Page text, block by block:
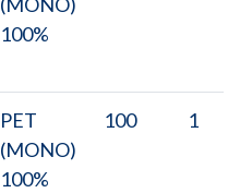
100%
PET
(MONO)
100%
100 1